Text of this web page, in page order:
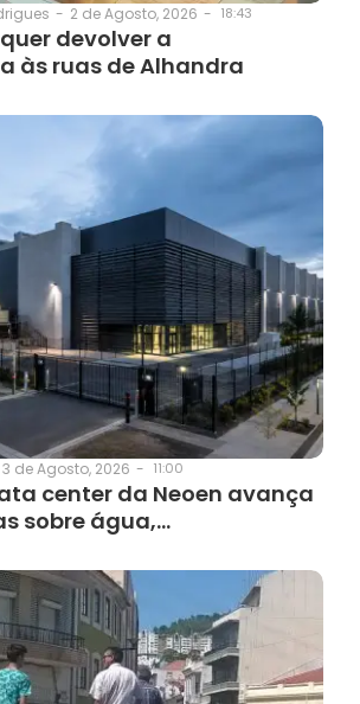
- 2 de Agosto, 2026 - 18:43
devolver a
às ruas de Alhandra
3 de Agosto, 2026 - 11:00
center da Neoen avança
sobre água,…